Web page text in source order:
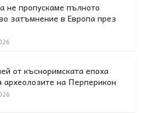
не пропускаме пълното
затъмнение в Европа през
от късноримската епоха
археолозите на Перперикон